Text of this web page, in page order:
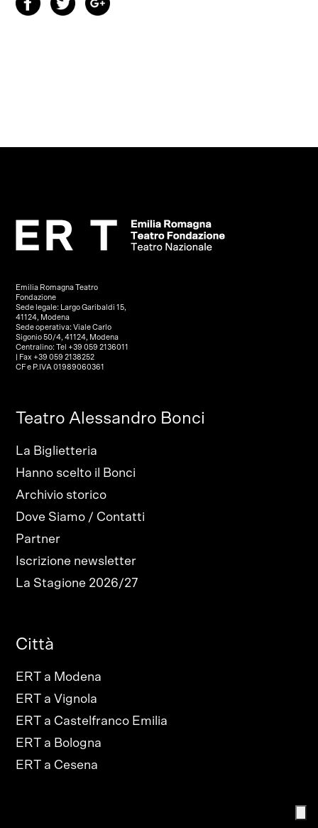
Emilia Romagna Teatro
Fondazione
Sede legale: Largo Garibaldi 15,
41124, Modena
Sede operativa: Viale Carlo
Sigonio 50/4, 41124, Modena
Centralino: Tel +39 059 2136011
| Fax +39 059 2138252
CF e P.IVA 01989060361
Teatro Alessandro Bonci
La Biglietteria
Hanno scelto il Bonci
Archivio storico
Dove Siamo / Contatti
Partner
Iscrizione newsletter
La Stagione 2026/27
Città
ERT a Modena
ERT a Vignola
ERT a Castelfranco Emilia
ERT a Bologna
ERT a Cesena